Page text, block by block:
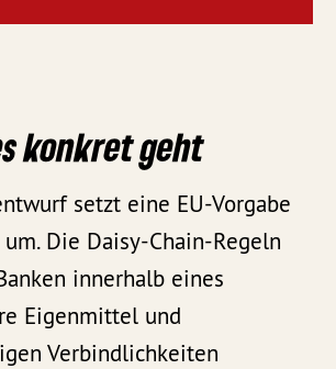
konkret geht
setzt eine EU-Vorgabe
Die Daisy-Chain-Regeln
innerhalb eines
Eigenmittel und
Verbindlichkeiten